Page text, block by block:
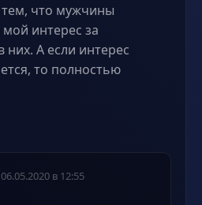
тем, что мужчины
интерес за
них. А если интерес
то полностью
06.05.2020 в 12:55